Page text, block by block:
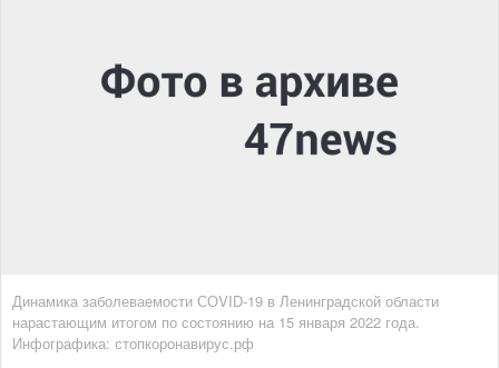
Динамика заболеваемости СОVID-19 в Ленинградской области
нарастающим итогом по состоянию на 15 января 2022 года.
Инфографика: стопкоронавирус.рф